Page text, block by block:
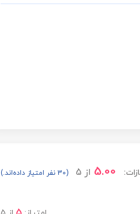
5.00 از 5 (30 نفر امتیاز داده‌اند.)